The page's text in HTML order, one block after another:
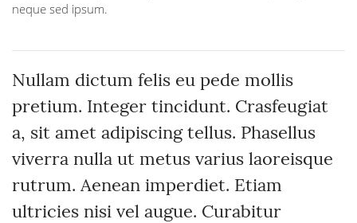
neque sed ipsum.
Nullam dictum felis eu pede mollis
pretium. Integer tincidunt. Crasfeugiat
a, sit amet adipiscing tellus. Phasellus
viverra nulla ut metus varius laoreisque
rutrum. Aenean imperdiet. Etiam
ultricies nisi vel augue. Curabitur